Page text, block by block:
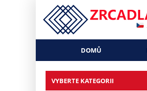
DOMŮ
VYBERTE KATEGORII